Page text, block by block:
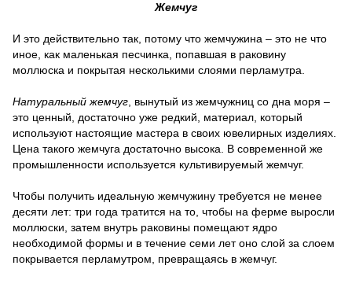
Жемчуг
И это действительно так, потому что жемчужина – это не что
иное, как маленькая песчинка, попавшая в раковину
моллюска и покрытая несколькими слоями перламутра.
Натуральный жемчуг, вынутый из жемчужниц со дна моря –
это ценный, достаточно уже редкий, материал, который
используют настоящие мастера в своих ювелирных изделиях.
Цена такого жемчуга достаточно высока. В современной же
промышленности используется культивируемый жемчуг.
Чтобы получить идеальную жемчужину требуется не менее
десяти лет: три года тратится на то, чтобы на ферме выросли
моллюски, затем внутрь раковины помещают ядро
необходимой формы и в течение семи лет оно слой за слоем
покрывается перламутром, превращаясь в жемчуг.